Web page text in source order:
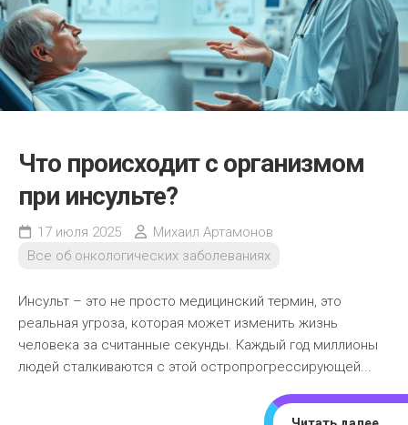
Что происходит с организмом
при инсульте?
17 июля 2025
Михаил Артамонов
Все об онкологических заболеваниях
Инсульт – это не просто медицинский термин, это
реальная угроза, которая может изменить жизнь
человека за считанные секунды. Каждый год миллионы
людей сталкиваются с этой остропрогрессирующей...